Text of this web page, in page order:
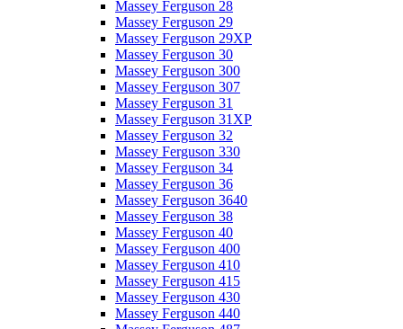
Massey Ferguson 28
Massey Ferguson 29
Massey Ferguson 29XP
Massey Ferguson 30
Massey Ferguson 300
Massey Ferguson 307
Massey Ferguson 31
Massey Ferguson 31XP
Massey Ferguson 32
Massey Ferguson 330
Massey Ferguson 34
Massey Ferguson 36
Massey Ferguson 3640
Massey Ferguson 38
Massey Ferguson 40
Massey Ferguson 400
Massey Ferguson 410
Massey Ferguson 415
Massey Ferguson 430
Massey Ferguson 440